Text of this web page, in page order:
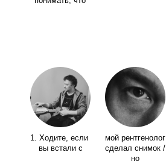
1. Ходите, если
вы встали с
мой рентгенолог
сделал снимок /
но